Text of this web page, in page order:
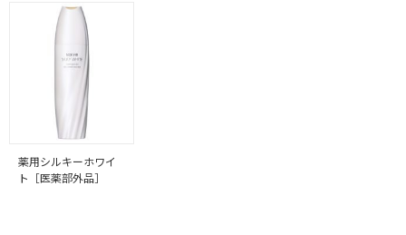
薬用シルキーホワイ
ト［医薬部外品］